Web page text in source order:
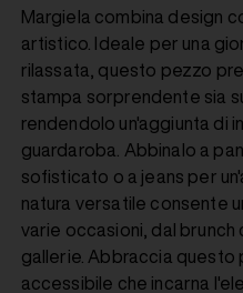
Margiela combina design
artistico. Ideale per una
rilassata, questo pezzo
stampa sorprendente sia
rendendolo un'aggiunta di
guardaroba. Abbinalo a
sofisticato o a jeans per
natura versatile consente
varie occasioni, dal brunch
gallerie. Abbraccia questo
accessibile che incarna